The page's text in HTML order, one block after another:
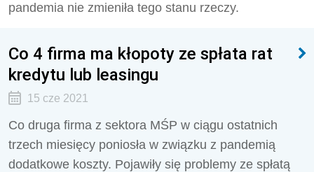
pandemia nie zmieniła tego stanu rzeczy.
Co 4 firma ma kłopoty ze spłata rat
kredytu lub leasingu
15 cze 2021
Co druga firma z sektora MŚP w ciągu ostatnich
trzech miesięcy poniosła w związku z pandemią
dodatkowe koszty. Pojawiły się problemy ze spłatą